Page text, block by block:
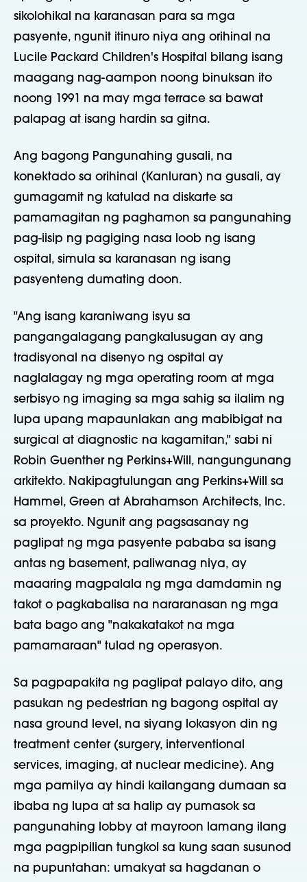
sikolohikal na karanasan para sa mga
pasyente, ngunit itinuro niya ang orihinal na
Lucile Packard Children's Hospital bilang isang
maagang nag-aampon noong binuksan ito
noong 1991 na may mga terrace sa bawat
palapag at isang hardin sa gitna.
Ang bagong Pangunahing gusali, na
konektado sa orihinal (Kanluran) na gusali, ay
gumagamit ng katulad na diskarte sa
pamamagitan ng paghamon sa pangunahing
pag-iisip ng pagiging nasa loob ng isang
ospital, simula sa karanasan ng isang
pasyenteng dumating doon.
"Ang isang karaniwang isyu sa
pangangalagang pangkalusugan ay ang
tradisyonal na disenyo ng ospital ay
naglalagay ng mga operating room at mga
serbisyo ng imaging sa mga sahig sa ilalim ng
lupa upang mapaunlakan ang mabibigat na
surgical at diagnostic na kagamitan," sabi ni
Robin Guenther ng Perkins+Will, nangungunang
arkitekto. Nakipagtulungan ang Perkins+Will sa
Hammel, Green at Abrahamson Architects, Inc.
sa proyekto. Ngunit ang pagsasanay ng
paglipat ng mga pasyente pababa sa isang
antas ng basement, paliwanag niya, ay
maaaring magpalala ng mga damdamin ng
takot o pagkabalisa na nararanasan ng mga
bata bago ang "nakakatakot na mga
pamamaraan" tulad ng operasyon.
Sa pagpapakita ng paglipat palayo dito, ang
pasukan ng pedestrian ng bagong ospital ay
nasa ground level, na siyang lokasyon din ng
treatment center (surgery, interventional
services, imaging, at nuclear medicine). Ang
mga pamilya ay hindi kailangang dumaan sa
ibaba ng lupa at sa halip ay pumasok sa
pangunahing lobby at mayroon lamang ilang
mga pagpipilian tungkol sa kung saan susunod
na pupuntahan: umakyat sa hagdanan o